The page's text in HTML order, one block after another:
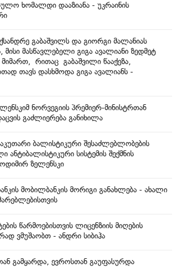
ხომალდი დააზიანა - უკრაინის
გაბაშვილს და გიორგი მალანიას
მასწავლებელი გიგა ავალიანი ზედმეტ
მიმართ, რითაც გაბაშვილი წააქეზა,
თავს დასხმოდა გიგა ავალიანს -
ნორვეგიის პრემიერ-მინისტრთან
გაძლიერება განიხილა
ბალისტიკური შესაძლებლობების
ანტიბალისტიკური სისტემის შექმნის
ზელენსკი
მობილბანკის მორიგი განახლება - ახალი
წარმოებისთვის ლიცენზიის მიღების
ვმუშაობთ - ანდრი სიბიჰა
გამყარდა, ევროსთან გაუფასურდა